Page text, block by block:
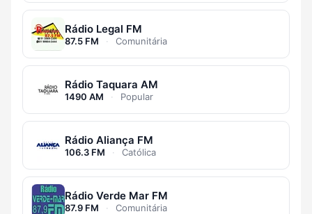
Rádio Legal FM
87.5 FM · Comunitária
Rádio Taquara AM
1490 AM · Popular
Rádio Aliança FM
106.3 FM · Católica
Rádio Verde Mar FM
87.9 FM · Comunitária